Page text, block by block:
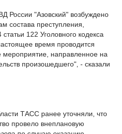
России "Азовский" возбуждено
состава преступления,
122 Уголовного кодекса
время проводится
мероприятие, направленное на
произошедшего", - сказали
ТАСС ранее уточняли, что
провело внеплановую